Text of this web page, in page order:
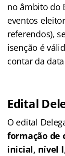
no âmbito do
eventos
referendos),
isenção é
contar da
Edital
O edital
formação de
inicial, nível